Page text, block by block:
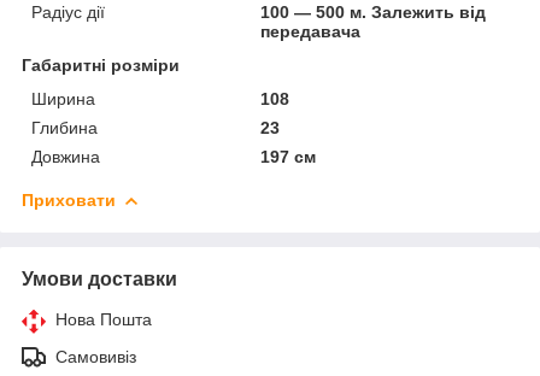
Радіус дії
100 — 500 м. Залежить від
передавача
Габаритні розміри
Ширина
108
Глибина
23
Довжина
197 см
Приховати
Умови доставки
Нова Пошта
Самовивіз